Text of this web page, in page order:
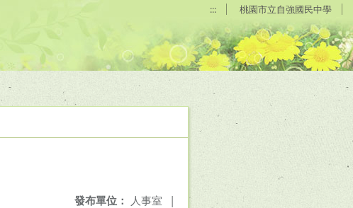
::: 桃園市立自強國民中學
發布單位： 人事室 |